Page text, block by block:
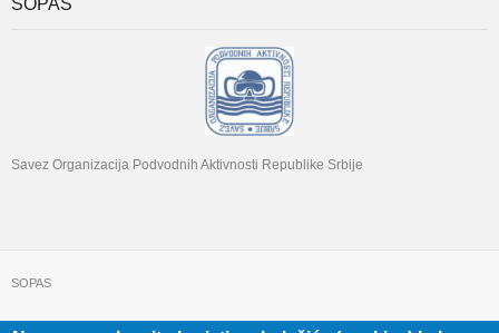
Savez Organizacija Podvodnih Aktivnosti Republike Srbije
SOPAS